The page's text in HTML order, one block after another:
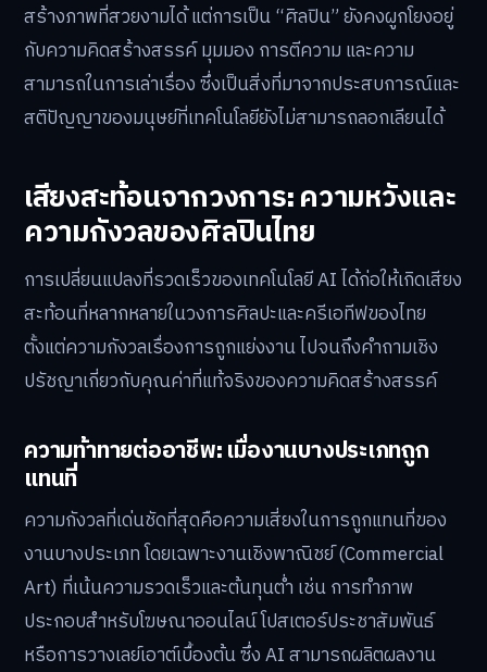
สร้างภาพที่สวยงามได้ แต่การเป็น “ศิลปิน” ยังคงผูกโยงอยู่
กับความคิดสร้างสรรค์ มุมมอง การตีความ และความ
สามารถในการเล่าเรื่อง ซึ่งเป็นสิ่งที่มาจากประสบการณ์และ
สติปัญญาของมนุษย์ที่เทคโนโลยียังไม่สามารถลอกเลียนได้
เสียงสะท้อนจากวงการ: ความหวังและ
ความกังวลของศิลปินไทย
การเปลี่ยนแปลงที่รวดเร็วของเทคโนโลยี AI ได้ก่อให้เกิดเสียง
สะท้อนที่หลากหลายในวงการศิลปะและครีเอทีฟของไทย
ตั้งแต่ความกังวลเรื่องการถูกแย่งงาน ไปจนถึงคำถามเชิง
ปรัชญาเกี่ยวกับคุณค่าที่แท้จริงของความคิดสร้างสรรค์
ความท้าทายต่ออาชีพ: เมื่องานบางประเภทถูก
แทนที่
ความกังวลที่เด่นชัดที่สุดคือความเสี่ยงในการถูกแทนที่ของ
งานบางประเภท โดยเฉพาะงานเชิงพาณิชย์ (Commercial
Art) ที่เน้นความรวดเร็วและต้นทุนต่ำ เช่น การทำภาพ
ประกอบสำหรับโฆษณาออนไลน์ โปสเตอร์ประชาสัมพันธ์
หรือการวางเลย์เอาต์เบื้องต้น ซึ่ง AI สามารถผลิตผลงาน